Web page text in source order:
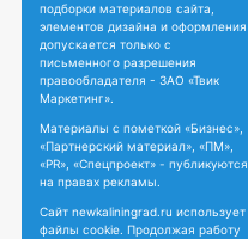
подборки материалов сайта,
элементов дизайна и оформления
допускается только с
письменного разрешения
правообладателя - ЗАО «Твик
Маркетинг».
Материалы с пометкой «Бизнес»,
«Партнерский материал», «ПМ»,
«PR», «Спецпроект» - публикуются
на правах рекламы.
Сайт newkaliningrad.ru использует
файлы cookie. Продолжая работу